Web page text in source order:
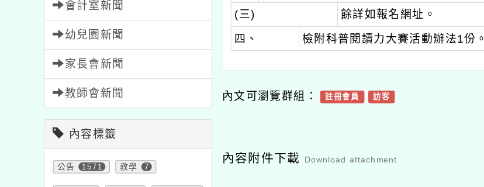
會計室新聞
幼兒園新聞
家長會新聞
教師會新聞
內容標籤
公告 1571 教學 7
(三)
餘詳如報名網址。
四、 檢附科普閱讀力大賽活動辦法1份。
內文可瀏覽群組： 註冊會員 訪客
內容附件下載 Download attachment